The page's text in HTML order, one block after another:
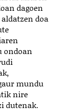
dagoen
doa
ondoan
mundu
nire
dutenak.